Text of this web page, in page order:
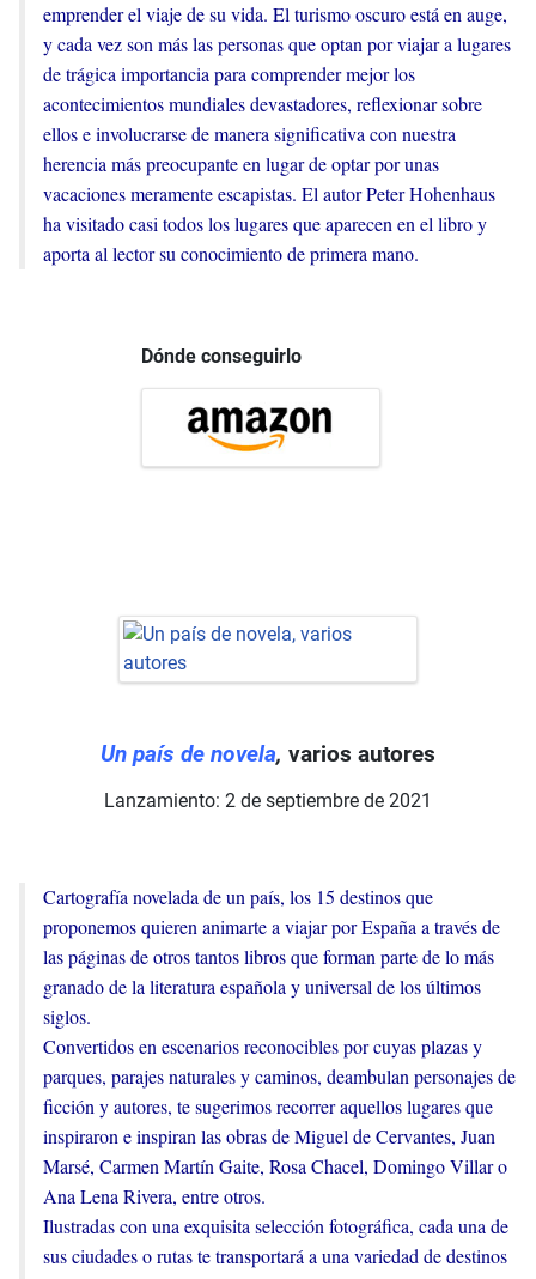
emprender el viaje de su vida. El turismo oscuro está en auge,
y cada vez son más las personas que optan por viajar a lugares
de trágica importancia para comprender mejor los
acontecimientos mundiales devastadores, reflexionar sobre
ellos e involucrarse de manera significativa con nuestra
herencia más preocupante en lugar de optar por unas
vacaciones meramente escapistas. El autor Peter Hohenhaus
ha visitado casi todos los lugares que aparecen en el libro y
aporta al lector su conocimiento de primera mano.
Dónde conseguirlo
Un país de novela, varios autores
Lanzamiento: 2 de septiembre de 2021
Cartografía novelada de un país, los 15 destinos que
proponemos quieren animarte a viajar por España a través de
las páginas de otros tantos libros que forman parte de lo más
granado de la literatura española y universal de los últimos
siglos.
Convertidos en escenarios reconocibles por cuyas plazas y
parques, parajes naturales y caminos, deambulan personajes de
ficción y autores, te sugerimos recorrer aquellos lugares que
inspiraron e inspiran las obras de Miguel de Cervantes, Juan
Marsé, Carmen Martín Gaite, Rosa Chacel, Domingo Villar o
Ana Lena Rivera, entre otros.
Ilustradas con una exquisita selección fotográfica, cada una de
sus ciudades o rutas te transportará a una variedad de destinos